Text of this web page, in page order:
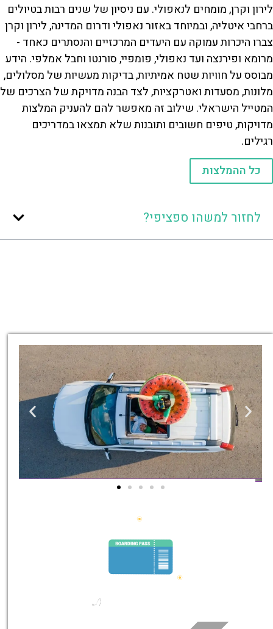
לירון וקרן, מומחים לנאפולי. עם ניסיון של שנים רבות בטיולים
ברחבי איטליה, ובמיוחד באזור נאפולי ודרום המדינה, לירון וקרן
צברו היכרות עמוקה עם היעדים המרכזיים והנסתרים כאחד -
מרומא ופירנצה ועד נאפולי, פומפיי, סורנטו וחבל אמלפי. הידע
מבוסס על חוויות שטח אמיתיות, בדיקות מעשיות של מסלולים,
מלונות, מסעדות ואטרקציות, לצד הבנה מדויקת של הצרכים של
המטייל הישראלי. שילוב זה מאפשר להם להעניק המלצות
מדויקות, טיפים חשובים ותובנות שלא תמצאו במדריכים
רגילים.
כל ההמלצות
לחזור למשהו ספציפי?